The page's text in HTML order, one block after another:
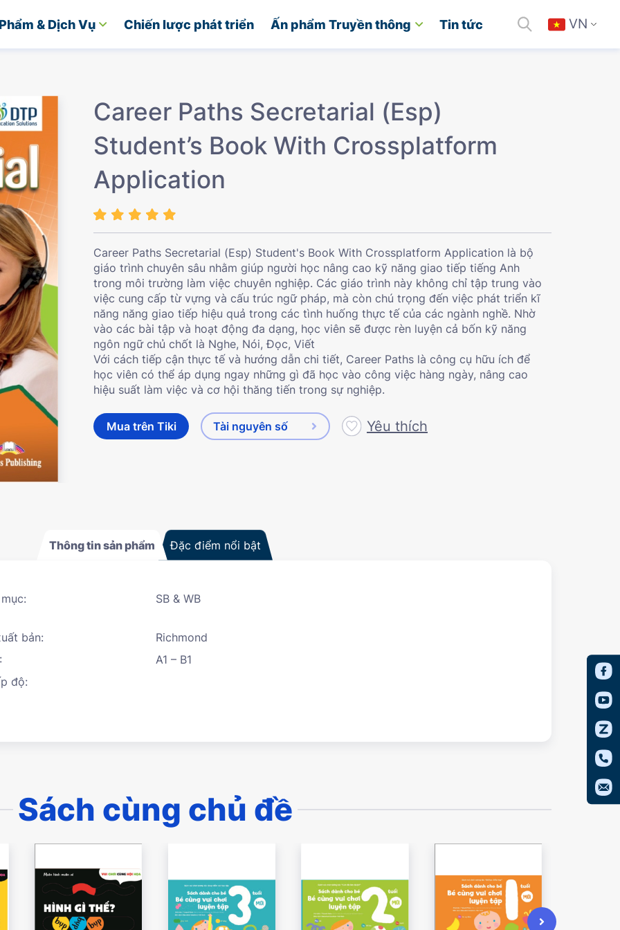
& Dịch Vụ Chiến lược phát triển Ấn phẩm Truyền thông Tin tức VN
Career Paths Secretarial (Esp)
Student’s Book With Crossplatform
Application
Career Paths Secretarial (Esp) Student's Book With Crossplatform Application là bộ
giáo trình chuyên sâu nhằm giúp người học nâng cao kỹ năng giao tiếp tiếng Anh
trong môi trường làm việc chuyên nghiệp. Các giáo trình này không chỉ tập trung vào
việc cung cấp từ vựng và cấu trúc ngữ pháp, mà còn chú trọng đến việc phát triển kĩ
năng năng giao tiếp hiệu quả trong các tình huống thực tế của các ngành nghề. Nhờ
vào các bài tập và hoạt động đa dạng, học viên sẽ được rèn luyện cả bốn kỹ năng
ngôn ngữ chủ chốt là Nghe, Nói, Đọc, Viết
Với cách tiếp cận thực tế và hướng dẫn chi tiết, Career Paths là công cụ hữu ích để
học viên có thể áp dụng ngay những gì đã học vào công việc hàng ngày, nâng cao
hiệu suất làm việc và cơ hội thăng tiến trong sự nghiệp.
Mua trên Tiki Tài nguyên số Yêu thích
Thông tin sản phẩm Đặc điểm nổi bật
SB & WB
bản:
Richmond
A1 – B1
độ:
Sách cùng chủ đề